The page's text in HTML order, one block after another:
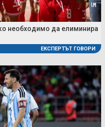
необходимо да елиминира
ЕКСПЕРТЪТ ГОВОРИ